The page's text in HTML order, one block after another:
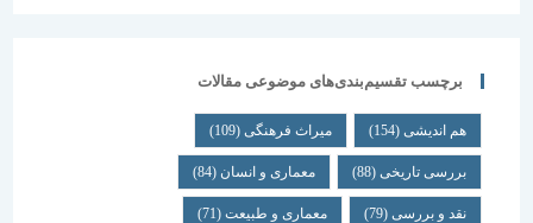
برچسب تقسیم‌بندی‌های موضوعی مقالات
هم اندیشی (154) میراث فرهنگی (109)
بررسی تاریخی (88) معماری و انسان (84)
نقد و بررسی (79) معماری و طبیعت (71)